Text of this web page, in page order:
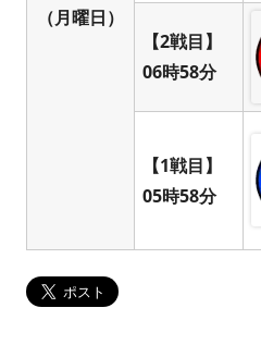
（月曜日）
【2戦目】
06時58分
【1戦目】
05時58分